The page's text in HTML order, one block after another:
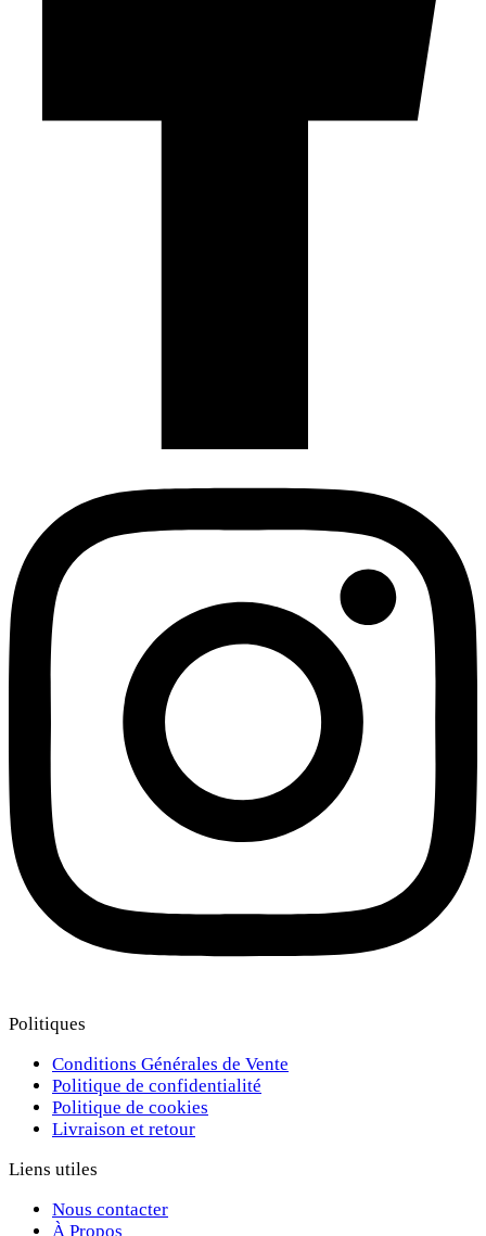
Politiques
Conditions Générales de Vente
Politique de confidentialité
Politique de cookies
Livraison et retour
Liens utiles
Nous contacter
À Propos